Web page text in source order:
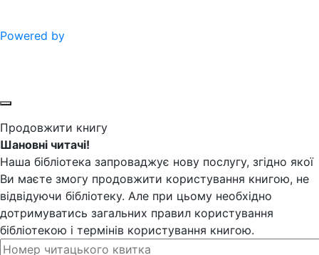
Powered by
Продовжити книгу
Шановні читачі!
Наша бібліотека запроваджує нову послугу, згідно якої
Ви маєте змогу продовжити користування книгою, не
відвідуючи бібліотеку. Але при цьому необхідно
дотримуватись загальних правил користування
бібліотекою і термінів користування книгою.